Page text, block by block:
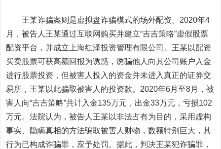
王某诈骗案则是虚拟盘诈骗模式的场外配资。2020年4
月，被告人王某通过互联网购买并建立“吉吉策略”虚假股票
配资平台，并成立上海红泽投资管理有限公司。王某以配资
买卖股票可获高额回报为诱惑，诱骗他人向其公司账户入金
进行股票投资，但被害人投入的资金并未进入真正的证券交
易所，王某以此骗取被害人的投资款。2020年6月至8月，被
害人向“吉吉策略”共计入金135万元，出金33万元，亏损102
万元。法院认为，被告人王某以非法占有为目的，采用虚构
事实、隐瞒真相的方法骗取被害人财物，数额特别巨大，其
行为已构成诈骗罪，应予处罚。据此，判决王某犯诈骗罪，